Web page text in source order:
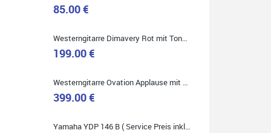
Quelle: Google-Rezension
85.00 €
199.00 €
399.00 €